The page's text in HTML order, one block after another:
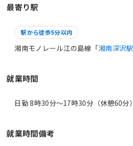
最寄り駅
駅から徒歩5分以内
湘南モノレール江の島線「湘南深沢駅
就業時間
日勤 8時30分〜17時30分（休憩60分）
就業時間備考